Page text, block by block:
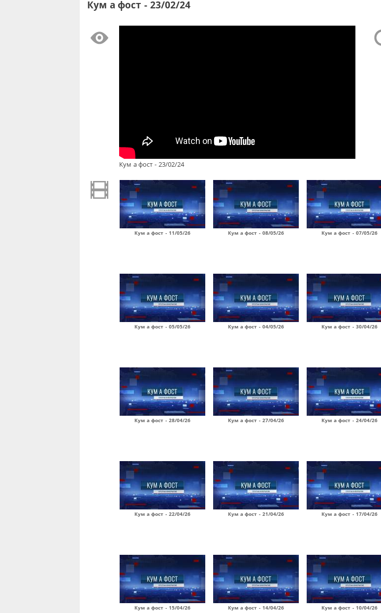
Кум а фост - 23/02/24
Кум а фост - 23/02/24
Кум а фост - 11/05/26 Кум а фост - 08/05/26 Кум а фост - 07/05/26
Кум а фост - 05/05/26 Кум а фост - 04/05/26 Кум а фост - 30/04/26
Кум а фост - 28/04/26 Кум а фост - 27/04/26 Кум а фост - 24/04/26
Кум а фост - 22/04/26 Кум а фост - 21/04/26 Кум а фост - 17/04/26
Кум а фост - 15/04/26 Кум а фост - 14/04/26 Кум а фост - 10/04/26